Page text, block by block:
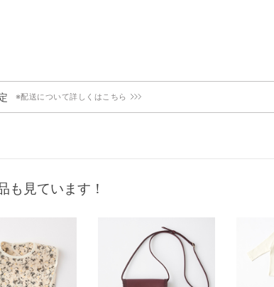
※配送について詳しくはこちら
も見ています！